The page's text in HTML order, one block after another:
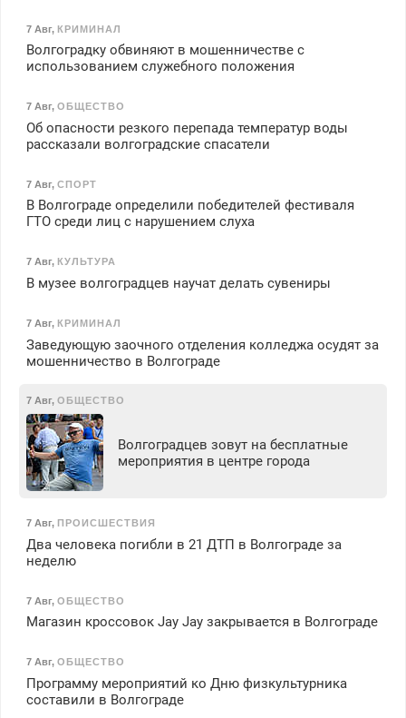
7 Авг, КРИМИНАЛ
Волгоградку обвиняют в мошенничестве с
использованием служебного положения
7 Авг, ОБЩЕСТВО
Об опасности резкого перепада температур воды
рассказали волгоградские спасатели
7 Авг, СПОРТ
В Волгограде определили победителей фестиваля
ГТО среди лиц с нарушением слуха
7 Авг, КУЛЬТУРА
В музее волгоградцев научат делать сувениры
7 Авг, КРИМИНАЛ
Заведующую заочного отделения колледжа осудят за
мошенничество в Волгограде
7 Авг, ОБЩЕСТВО
Волгоградцев зовут на бесплатные
мероприятия в центре города
7 Авг, ПРОИСШЕСТВИЯ
Два человека погибли в 21 ДТП в Волгограде за
неделю
7 Авг, ОБЩЕСТВО
Магазин кроссовок Jay Jay закрывается в Волгограде
7 Авг, ОБЩЕСТВО
Программу мероприятий ко Дню физкультурника
составили в Волгограде